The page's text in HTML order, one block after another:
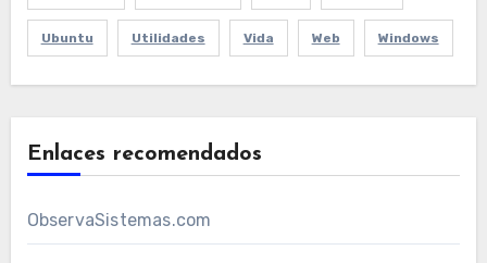
Ubuntu Utilidades Vida Web Windows
Enlaces recomendados
ObservaSistemas.com